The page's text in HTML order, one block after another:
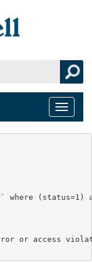
Toggle
where (status=1)
error or access